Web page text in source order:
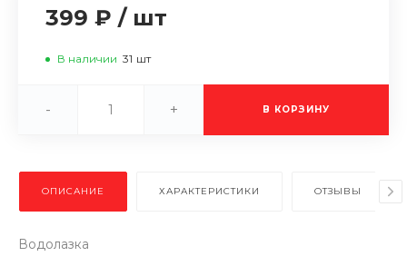
399 ₽ / шт
В наличии 31 шт
- + В КОРЗИНУ
ОПИСАНИЕ ХАРАКТЕРИСТИКИ ОТЗЫВЫ
Водолазка